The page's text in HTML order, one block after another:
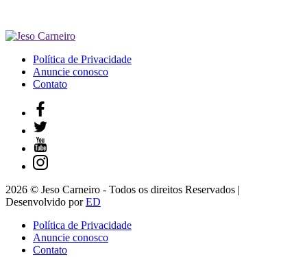
Política de Privacidade
Anuncie conosco
Contato
2026 © Jeso Carneiro - Todos os direitos Reservados |
Desenvolvido porED
Política de Privacidade
Anuncie conosco
Contato